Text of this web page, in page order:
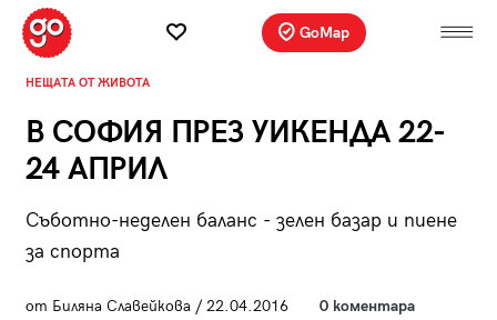
GoMap
НЕЩАТА ОТ ЖИВОТА
В СОФИЯ ПРЕЗ УИКЕНДА 22-
24 АПРИЛ
Съботно-неделен баланс - зелен базар и пиене
за спорта
от Биляна Славейкова / 22.04.2016
0 коментара